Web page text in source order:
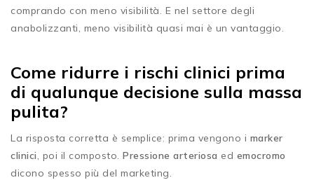
comprando con meno visibilità. E nel settore degli
anabolizzanti, meno visibilità quasi mai è un vantaggio.
Come ridurre i rischi clinici prima
di qualunque decisione sulla massa
pulita?
La risposta corretta è semplice: prima vengono i marker
clinici, poi il composto. Pressione arteriosa ed emocromo
dicono spesso più del marketing.